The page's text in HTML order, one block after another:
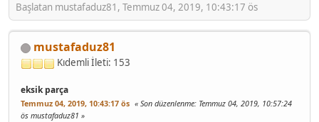
Başlatan mustafaduz81, Temmuz 04, 2019, 10:43:17 ös
mustafaduz81
Kıdemliİleti: 153
eksik parça
Temmuz 04, 2019, 10:43:17 ös Son düzenlenme: Temmuz 04, 2019, 10:57:24
ös mustafaduz81